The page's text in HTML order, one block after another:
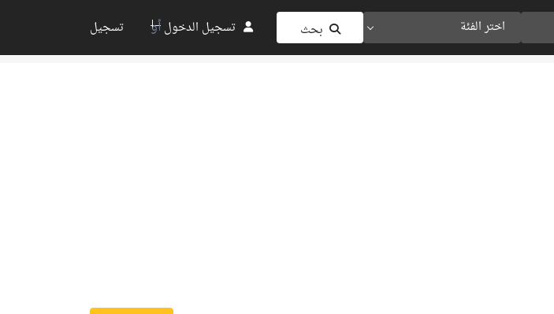
اختر الفئة بحث تسجيل الدخولأو تسجيل